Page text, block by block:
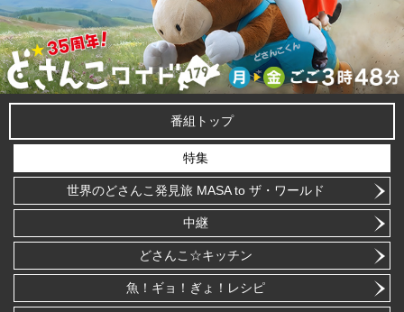
番組トップ
特集
世界のどさんこ発見旅 MASA to ザ・ワールド
中継
どさんこ☆キッチン
魚！ギョ！ぎょ！レシピ